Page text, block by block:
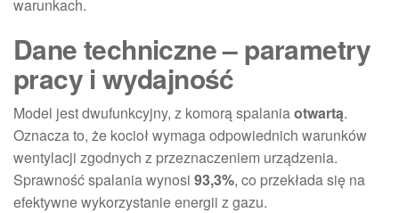
warunkach.
Dane techniczne – parametry
pracy i wydajność
Model jest dwufunkcyjny, z komorą spalaniaotwartą.
Oznacza to, że kocioł wymaga odpowiednich warunków
wentylacji zgodnych z przeznaczeniem urządzenia.
Sprawność spalania wynosi 93,3%, co przekłada się na
efektywne wykorzystanie energii z gazu.